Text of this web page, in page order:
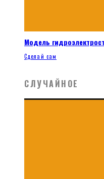
Модель
Сделай сам
СЛУЧАЙНОЕ